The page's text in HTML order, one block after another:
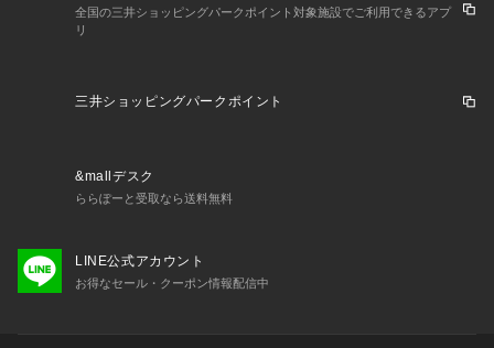
全国の三井ショッピングパークポイント対象施設でご利用できるアプ
リ
三井ショッピングパークポイント
&mallデスク
ららぽーと受取なら送料無料
LINE公式アカウント
お得なセール・クーポン情報配信中